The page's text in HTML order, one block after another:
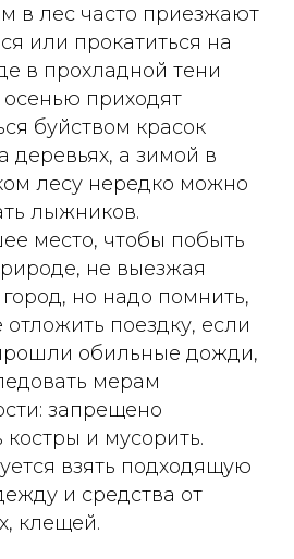
в лес часто приезжают
или прокатиться на
в прохладной тени
осенью приходят
буйством красок
деревьях, а зимой в
лесу нередко можно
лыжников.
место, чтобы побыть
не выезжая
но надо помнить,
поездку, если
обильные дожди,
мерам
запрещено
костры и мусорить.
взять подходящую
и средства от
клещей.